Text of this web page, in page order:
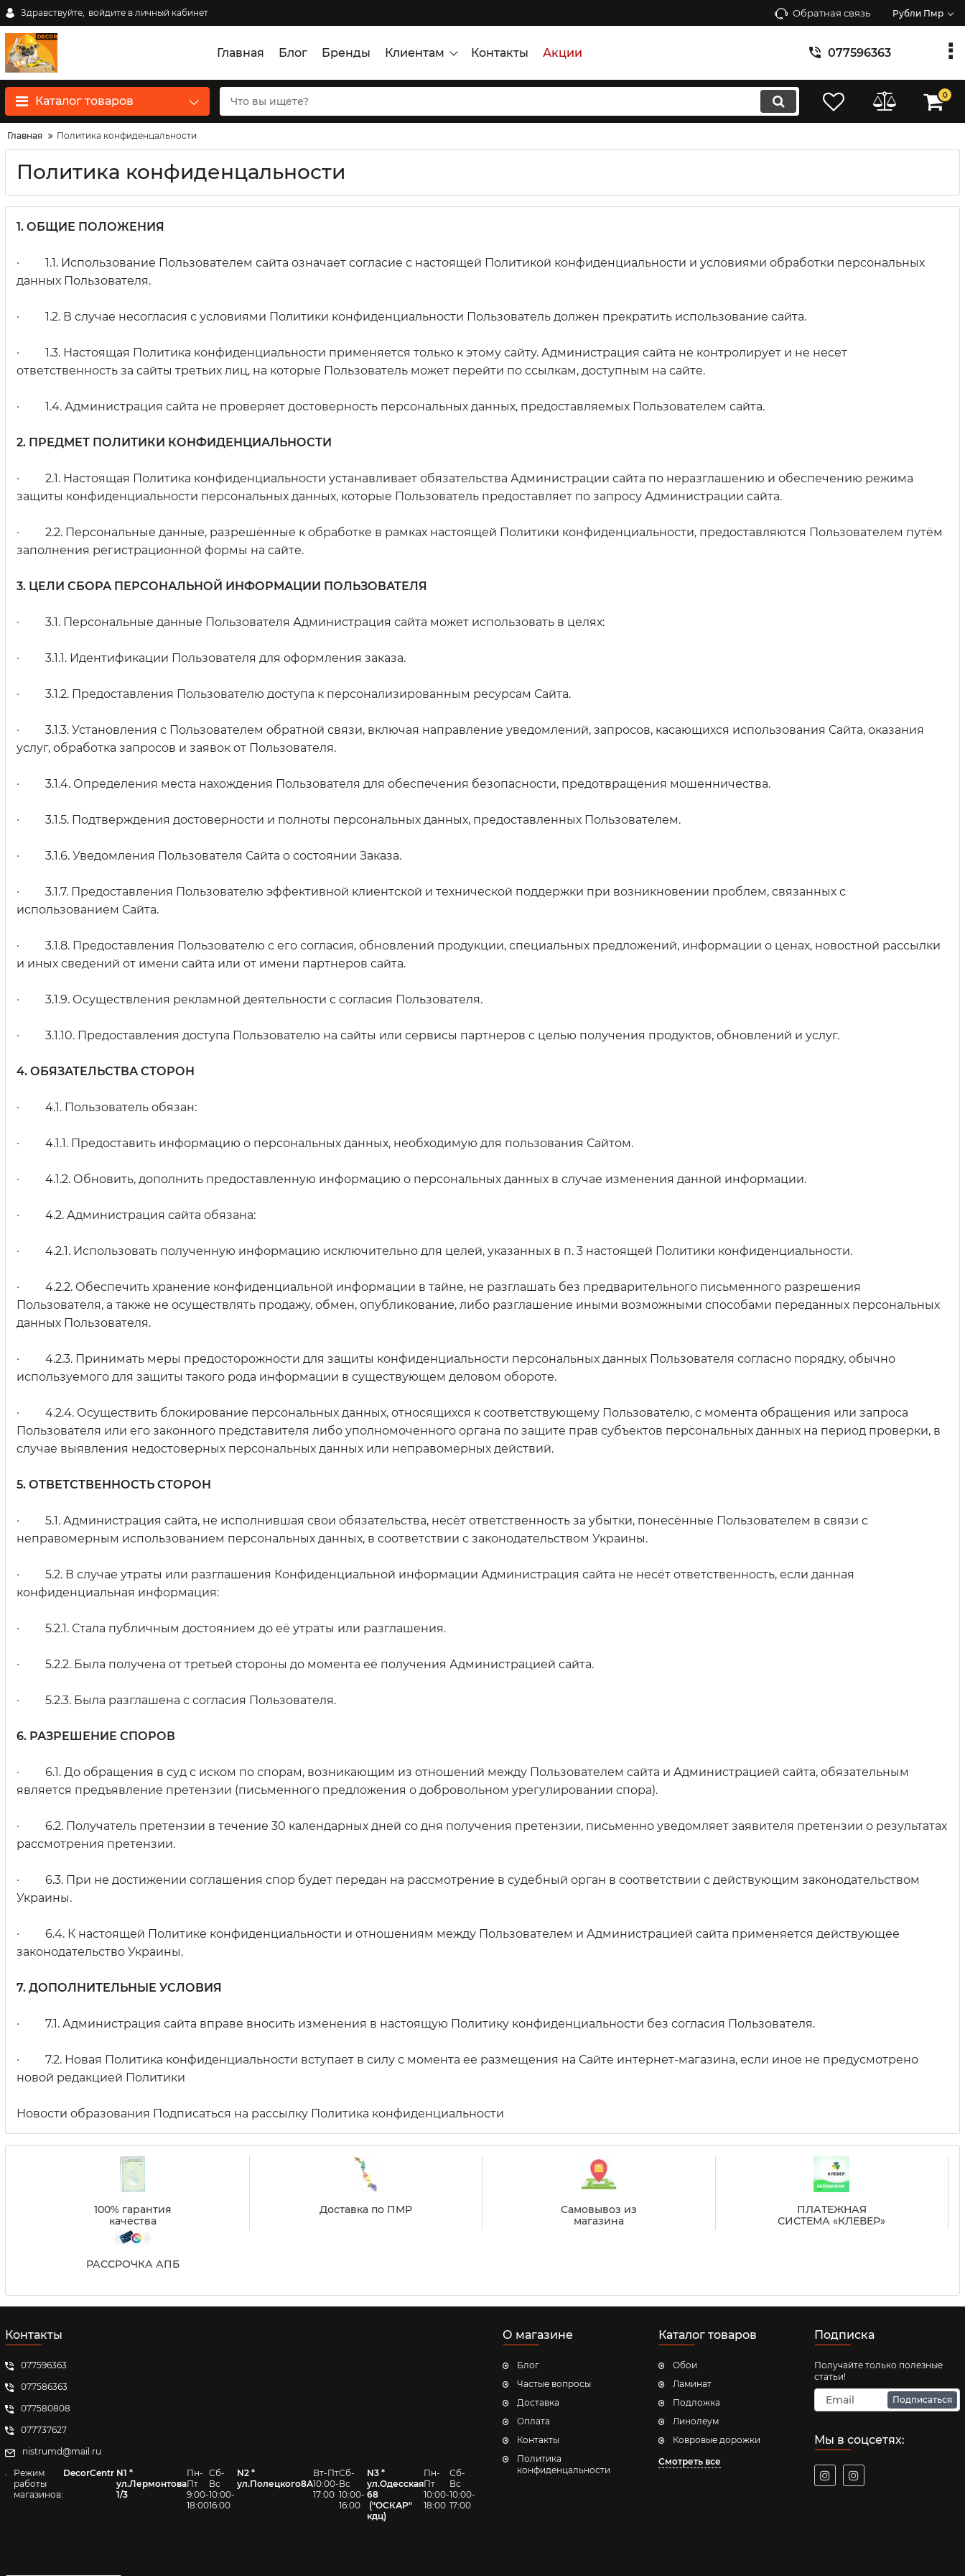
Здравствуйте, войдите в личный кабинет Обратная связь Рубли Пмр
Главная Блог Бренды Клиентам Контакты Акции 077596363
Каталог товаров 0
Главная Политика конфиденцальности
Политика конфиденцальности
1. ОБЩИЕ ПОЛОЖЕНИЯ
· 1.1. Использование Пользователем сайта означает согласие с настоящей Политикой конфиденциальности и условиями обработки персональных
данных Пользователя.
· 1.2. В случае несогласия с условиями Политики конфиденциальности Пользователь должен прекратить использование сайта.
· 1.3. Настоящая Политика конфиденциальности применяется только к этому сайту. Администрация сайта не контролирует и не несет
ответственность за сайты третьих лиц, на которые Пользователь может перейти по ссылкам, доступным на сайте.
· 1.4. Администрация сайта не проверяет достоверность персональных данных, предоставляемых Пользователем сайта.
2. ПРЕДМЕТ ПОЛИТИКИ КОНФИДЕНЦИАЛЬНОСТИ
· 2.1. Настоящая Политика конфиденциальности устанавливает обязательства Администрации сайта по неразглашению и обеспечению режима
защиты конфиденциальности персональных данных, которые Пользователь предоставляет по запросу Администрации сайта.
· 2.2. Персональные данные, разрешённые к обработке в рамках настоящей Политики конфиденциальности, предоставляются Пользователем путём
заполнения регистрационной формы на сайте.
3. ЦЕЛИ СБОРА ПЕРСОНАЛЬНОЙ ИНФОРМАЦИИ ПОЛЬЗОВАТЕЛЯ
· 3.1. Персональные данные Пользователя Администрация сайта может использовать в целях:
· 3.1.1. Идентификации Пользователя для оформления заказа.
· 3.1.2. Предоставления Пользователю доступа к персонализированным ресурсам Сайта.
· 3.1.3. Установления с Пользователем обратной связи, включая направление уведомлений, запросов, касающихся использования Сайта, оказания
услуг, обработка запросов и заявок от Пользователя.
· 3.1.4. Определения места нахождения Пользователя для обеспечения безопасности, предотвращения мошенничества.
· 3.1.5. Подтверждения достоверности и полноты персональных данных, предоставленных Пользователем.
· 3.1.6. Уведомления Пользователя Сайта о состоянии Заказа.
· 3.1.7. Предоставления Пользователю эффективной клиентской и технической поддержки при возникновении проблем, связанных с
использованием Сайта.
· 3.1.8. Предоставления Пользователю с его согласия, обновлений продукции, специальных предложений, информации о ценах, новостной рассылки
и иных сведений от имени сайта или от имени партнеров сайта.
· 3.1.9. Осуществления рекламной деятельности с согласия Пользователя.
· 3.1.10. Предоставления доступа Пользователю на сайты или сервисы партнеров с целью получения продуктов, обновлений и услуг.
4. ОБЯЗАТЕЛЬСТВА СТОРОН
· 4.1. Пользователь обязан:
· 4.1.1. Предоставить информацию о персональных данных, необходимую для пользования Сайтом.
· 4.1.2. Обновить, дополнить предоставленную информацию о персональных данных в случае изменения данной информации.
· 4.2. Администрация сайта обязана:
· 4.2.1. Использовать полученную информацию исключительно для целей, указанных в п. 3 настоящей Политики конфиденциальности.
· 4.2.2. Обеспечить хранение конфиденциальной информации в тайне, не разглашать без предварительного письменного разрешения
Пользователя, а также не осуществлять продажу, обмен, опубликование, либо разглашение иными возможными способами переданных персональных
данных Пользователя.
· 4.2.3. Принимать меры предосторожности для защиты конфиденциальности персональных данных Пользователя согласно порядку, обычно
используемого для защиты такого рода информации в существующем деловом обороте.
· 4.2.4. Осуществить блокирование персональных данных, относящихся к соответствующему Пользователю, с момента обращения или запроса
Пользователя или его законного представителя либо уполномоченного органа по защите прав субъектов персональных данных на период проверки, в
случае выявления недостоверных персональных данных или неправомерных действий.
5. ОТВЕТСТВЕННОСТЬ СТОРОН
· 5.1. Администрация сайта, не исполнившая свои обязательства, несёт ответственность за убытки, понесённые Пользователем в связи с
неправомерным использованием персональных данных, в соответствии с законодательством Украины.
· 5.2. В случае утраты или разглашения Конфиденциальной информации Администрация сайта не несёт ответственность, если данная
конфиденциальная информация:
· 5.2.1. Стала публичным достоянием до её утраты или разглашения.
· 5.2.2. Была получена от третьей стороны до момента её получения Администрацией сайта.
· 5.2.3. Была разглашена с согласия Пользователя.
6. РАЗРЕШЕНИЕ СПОРОВ
· 6.1. До обращения в суд с иском по спорам, возникающим из отношений между Пользователем сайта и Администрацией сайта, обязательным
является предъявление претензии (письменного предложения о добровольном урегулировании спора).
· 6.2. Получатель претензии в течение 30 календарных дней со дня получения претензии, письменно уведомляет заявителя претензии о результатах
рассмотрения претензии.
· 6.3. При не достижении соглашения спор будет передан на рассмотрение в судебный орган в соответствии с действующим законодательством
Украины.
· 6.4. К настоящей Политике конфиденциальности и отношениям между Пользователем и Администрацией сайта применяется действующее
законодательство Украины.
7. ДОПОЛНИТЕЛЬНЫЕ УСЛОВИЯ
· 7.1. Администрация сайта вправе вносить изменения в настоящую Политику конфиденциальности без согласия Пользователя.
· 7.2. Новая Политика конфиденциальности вступает в силу с момента ее размещения на Сайте интернет-магазина, если иное не предусмотрено
новой редакцией Политики
Новости образования Подписаться на рассылку Политика конфиденциальности
100% гарантия
качества
Доставка по ПМР
Самовывоз из
магазина
ПЛАТЕЖНАЯ
СИСТЕМА «КЛЕВЕР»
РАССРОЧКА АПБ
Контакты
077596363
077586363
077580808
077737627
nistrumd@mail.ru
Режим
работы
магазинов:
DecorCentr N1 *
ул.Лермонтова
1/3
Пн-
Пт
9:00-
18:00
Сб-
Вс
10:00-
16:00
N2 *
ул.Полецкого8А
Вт-Пт
10:00-
17:00
Сб-
Вс
10:00-
16:00
N3 *
ул.Одесская
68
("ОСКАР"
кдц)
Пн-
Пт
10:00-
18:00
Сб-
Вс
10:00-
17:00
О магазине
Блог
Частые вопросы
Доставка
Оплата
Контакты
Политика
конфиденцальности
Каталог товаров
Обои
Ламинат
Подложка
Линолеум
Ковровые дорожки
Смотреть все
Подписка
Получайте только полезные
статьи!
Подписаться
Мы в соцсетях: